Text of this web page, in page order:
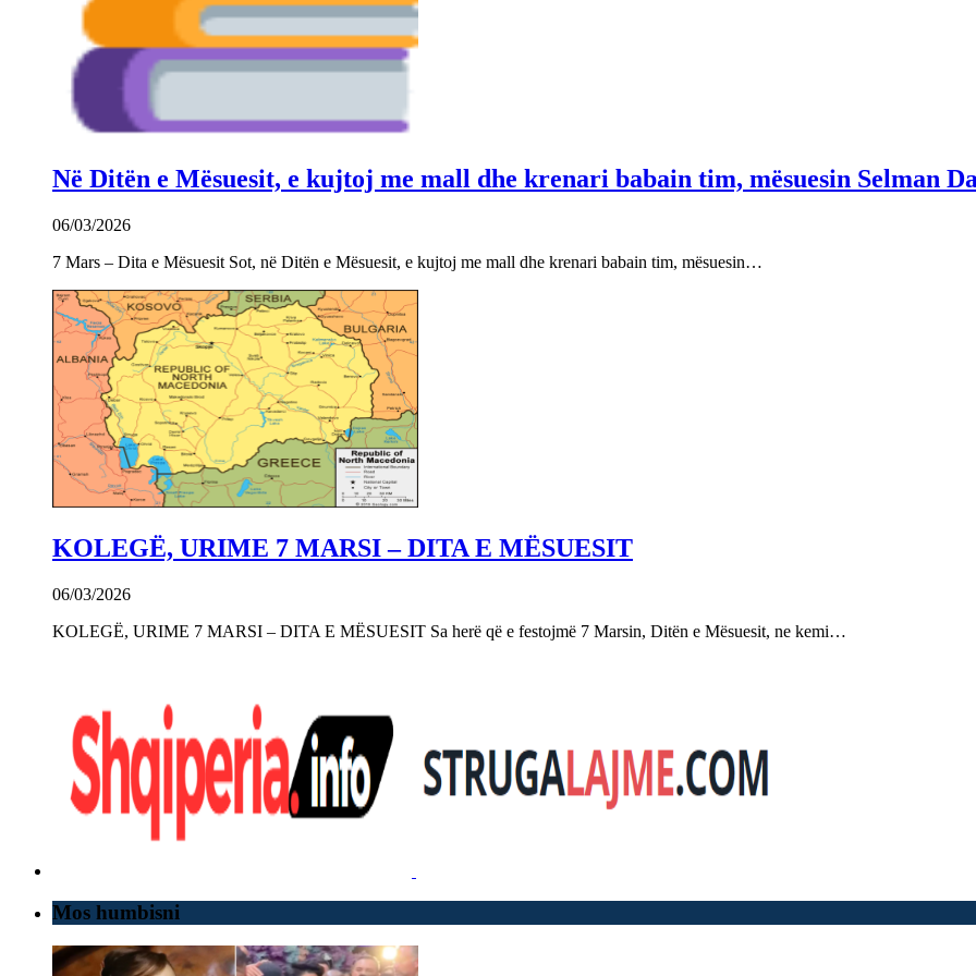
Në Ditën e Mësuesit, e kujtoj me mall dhe krenari babain tim, mësuesin Selman
06/03/2026
7 Mars – Dita e Mësuesit Sot, në Ditën e Mësuesit, e kujtoj me mall dhe krenari babain tim, mësuesin…
KOLEGË, URIME 7 MARSI – DITA E MËSUESIT
06/03/2026
KOLEGË, URIME 7 MARSI – DITA E MËSUESIT Sa herë që e festojmë 7 Marsin, Ditën e Mësuesit, ne kemi…
Mos humbisni